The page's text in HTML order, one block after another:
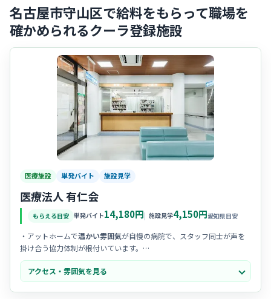
名古屋市守山区で給料をもらって職場を
確かめられるクーラ登録施設
医療施設 単発バイト 施設見学
医療法人 有仁会
もらえる目安 単発バイト14,180円 施設見学4,150円愛知県目安
・アットホームで温かい雰囲気が自慢の病院で、スタッフ同士が声を
掛け合う協力体制が根付いています。
・中途入職の看護師さんへの受け入れ態勢が整っており、馴染みやす
い優しい空気感があると評判です。
・地域に密着した医療を提供しており、患者様お一人おひとりとじっ
アクセス・雰囲気を見る